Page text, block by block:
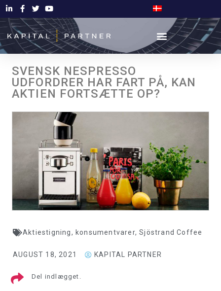
SVENSK NESPRESSO
UDFORDRER HAR FART PÅ, KAN
AKTIEN FORTSÆTTE OP?
Aktiestigning, konsumentvarer,Sjöstrand Coffee
AUGUST 18, 2021 KAPITAL PARTNER
Del indlægget.